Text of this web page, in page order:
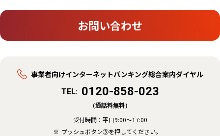
お問い合わせ
事業者向けインターネットバンキング総合案内ダイヤル
TEL: 0120-858-023
（通話料無料）
受付時間： 平日9:00〜17:00
プッシュボタン③を押してください。